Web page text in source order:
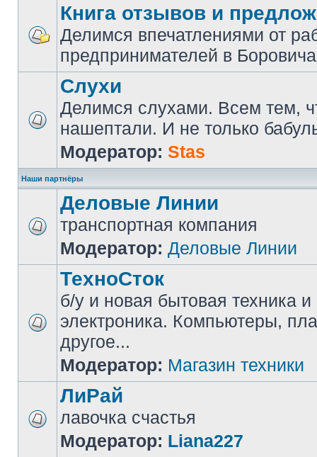
Книга отзывов и
Делимся впечатлениями от
предпринимателей в
Слухи
Делимся слухами. Всем тем,
нашептали. И не только
Модератор: Stas
Наши партнёры
Деловые Линии
транспортная компания
Модератор: Деловые Линии
ТехноСток
б/у и новая бытовая техника и
электроника. Компьютеры,
другое...
Модератор: Магазин техники
ЛиРай
лавочка счастья
Модератор: Liana227